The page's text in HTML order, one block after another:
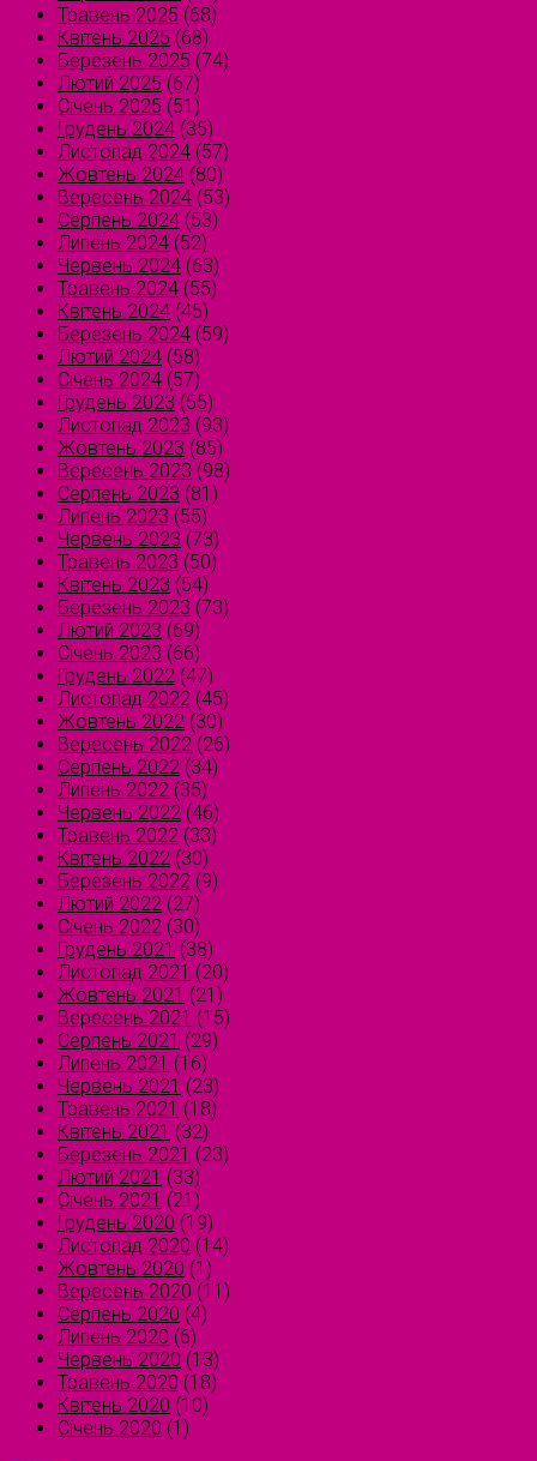
Травень 2025 (68)
Квітень 2025 (68)
Березень 2025 (74)
Лютий 2025 (67)
Січень 2025 (51)
Грудень 2024 (35)
Листопад 2024 (57)
Жовтень 2024 (80)
Вересень 2024 (53)
Серпень 2024 (53)
Липень 2024 (52)
Червень 2024 (63)
Травень 2024 (55)
Квітень 2024 (45)
Березень 2024 (59)
Лютий 2024 (58)
Січень 2024 (57)
Грудень 2023 (55)
Листопад 2023 (93)
Жовтень 2023 (85)
Вересень 2023 (98)
Серпень 2023 (81)
Липень 2023 (55)
Червень 2023 (73)
Травень 2023 (50)
Квітень 2023 (54)
Березень 2023 (73)
Лютий 2023 (69)
Січень 2023 (66)
Грудень 2022 (47)
Листопад 2022 (45)
Жовтень 2022 (30)
Вересень 2022 (26)
Серпень 2022 (34)
Липень 2022 (35)
Червень 2022 (46)
Травень 2022 (33)
Квітень 2022 (30)
Березень 2022 (9)
Лютий 2022 (27)
Січень 2022 (30)
Грудень 2021 (38)
Листопад 2021 (20)
Жовтень 2021 (21)
Вересень 2021 (15)
Серпень 2021 (29)
Липень 2021 (16)
Червень 2021 (23)
Травень 2021 (18)
Квітень 2021 (32)
Березень 2021 (23)
Лютий 2021 (33)
Січень 2021 (21)
Грудень 2020 (19)
Листопад 2020 (14)
Жовтень 2020 (1)
Вересень 2020 (11)
Серпень 2020 (4)
Липень 2020 (6)
Червень 2020 (13)
Травень 2020 (18)
Квітень 2020 (10)
Січень 2020 (1)